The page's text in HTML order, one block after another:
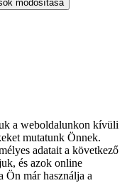
módosítása
a weboldalunkon kívüli
mutatunk Önnek.
adatait a következő
és azok online
Ön már használja a